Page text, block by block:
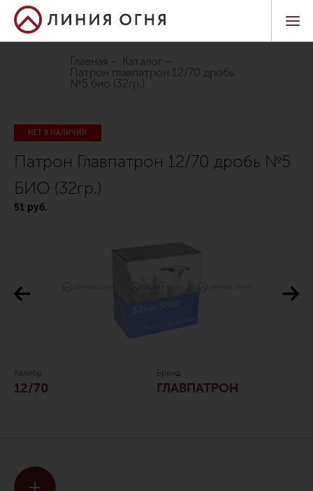
Главная
Каталог
патрон главпатрон 12/70 дробь
№5 био (32гр.)
НЕТ В НАЛИЧИИ
Патрон Главпатрон 12/70 дробь №5
БИО (32гр.)
51 руб.
Калибр
12/70
Бренд
ГЛАВПАТРОН